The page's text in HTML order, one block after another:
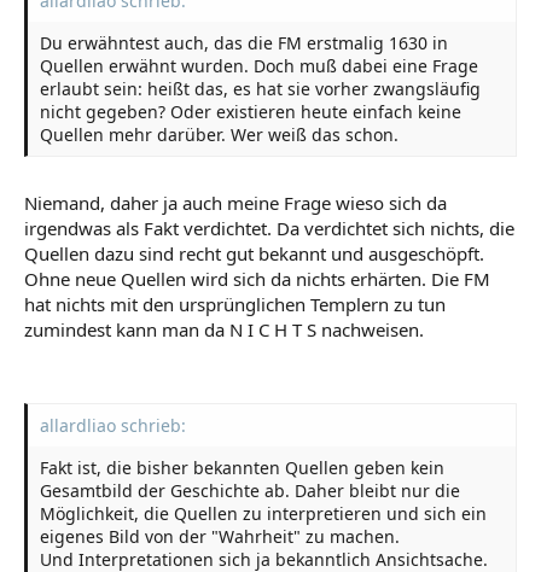
Du erwähntest auch, das die FM erstmalig 1630 in
Quellen erwähnt wurden. Doch muß dabei eine Frage
erlaubt sein: heißt das, es hat sie vorher zwangsläufig
nicht gegeben? Oder existieren heute einfach keine
Quellen mehr darüber. Wer weiß das schon.
Niemand, daher ja auch meine Frage wieso sich da
irgendwas als Fakt verdichtet. Da verdichtet sich nichts, die
Quellen dazu sind recht gut bekannt und ausgeschöpft.
Ohne neue Quellen wird sich da nichts erhärten. Die FM
hat nichts mit den ursprünglichen Templern zu tun
zumindest kann man da N I C H T S nachweisen.
allardliao schrieb:
Fakt ist, die bisher bekannten Quellen geben kein
Gesamtbild der Geschichte ab. Daher bleibt nur die
Möglichkeit, die Quellen zu interpretieren und sich ein
eigenes Bild von der "Wahrheit" zu machen.
Und Interpretationen sich ja bekanntlich Ansichtsache.